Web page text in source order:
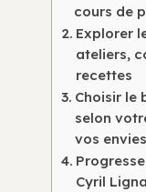
cours de
Explorer
ateliers,
recettes
Choisir le
selon
vos envies
Cyril